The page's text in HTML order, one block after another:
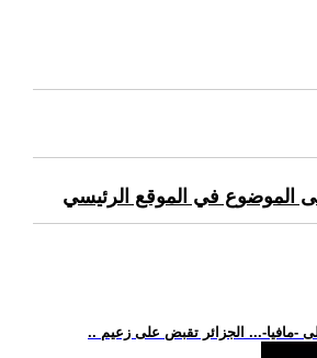
الموضوع في الموقع الرئيسي
-مافيا-... الجزائر تقبض على زعيم